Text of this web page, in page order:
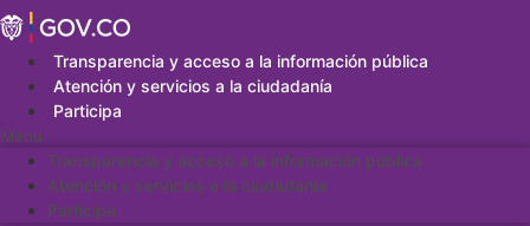
Saltar
al
contenidoTransparencia y acceso a la información pública
Atención y servicios a la ciudadanía
Participa
Menu
Transparencia y acceso a la información pública
Atención y servicios a la ciudadanía
Participa